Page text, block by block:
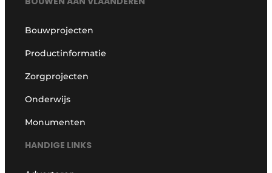
Bouwprojecten
Productinformatie
Zorgprojecten
Onderwijs
Monumenten
HANDIGE LINKS